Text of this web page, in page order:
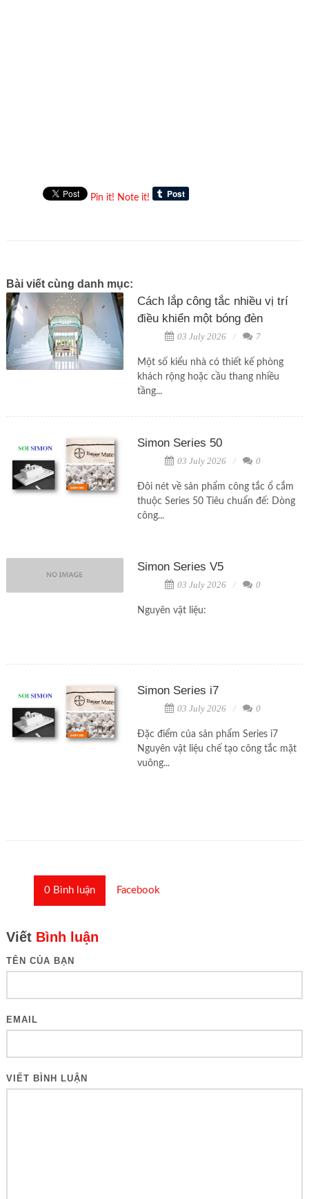
Pin it! Note it!
Bài viết cùng danh mục:
Cách lắp công tắc nhiều vị trí
điều khiển một bóng đèn
03 July 2026 7
Một số kiểu nhà có thiết kế phòng
khách rộng hoặc cầu thang nhiều
tầng...
Simon Series 50
03 July 2026 0
Đôi nét về sản phẩm công tắc ổ cắm
thuộc Series 50 Tiêu chuẩn đế: Dòng
công...
Simon Series V5
03 July 2026 0
Nguyên vật liệu:
Simon Series i7
03 July 2026 0
Đặc điểm của sản phẩm Series i7
Nguyên vật liệu chế tạo công tắc mặt
vuông...
0Bình luận Facebook
Viết Bình luận
TÊN CỦA BẠN
EMAIL
VIẾT BÌNH LUẬN